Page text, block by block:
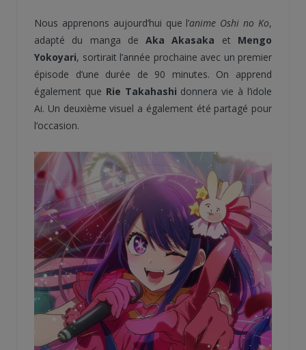
Nous apprenons aujourd’hui que l’anime Oshi no Ko,
adapté du manga de Aka Akasaka et Mengo
Yokoyari, sortirait l’année prochaine avec un premier
épisode d’une durée de 90 minutes. On apprend
également que Rie Takahashi donnera vie à l’idole
Ai. Un deuxième visuel a également été partagé pour
l’occasion.